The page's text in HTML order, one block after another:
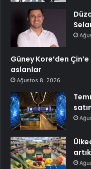
Güney Kore’den
aslanlar
Ağustos 8, 2026